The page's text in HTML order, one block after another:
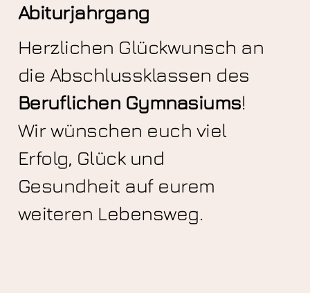
Abiturjahrgang
Herzlichen Glückwunsch an
die Abschlussklassen des
Beruflichen Gymnasiums!
Wir wünschen euch viel
Erfolg, Glück und
Gesundheit auf eurem
weiteren Lebensweg.